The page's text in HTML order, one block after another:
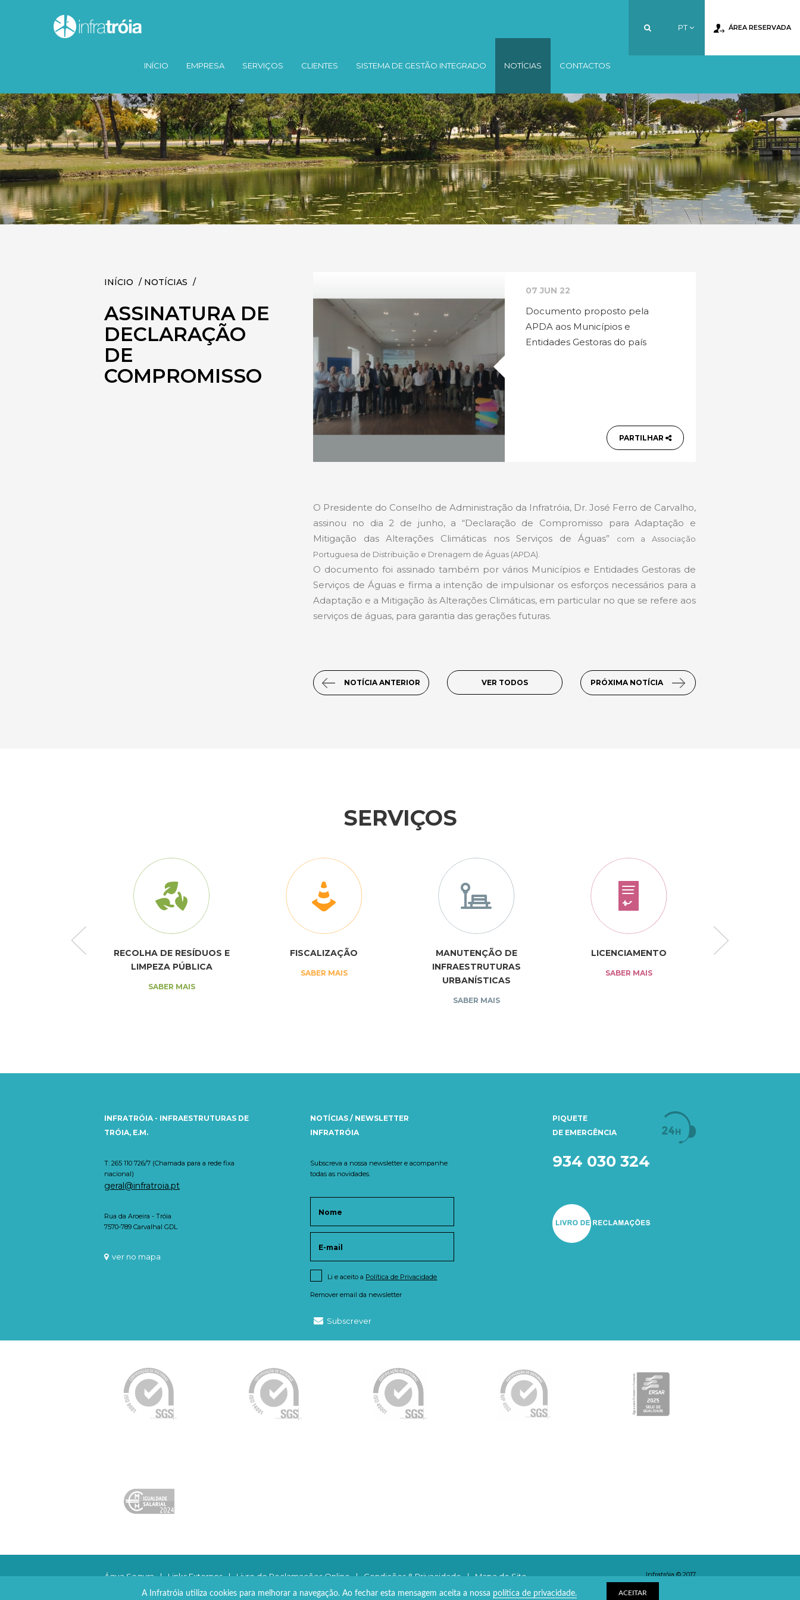
A Infratróia utiliza cookies para melhorar a navegação. Ao fechar esta mensagem aceita a nossa política de privacidade. ACEITAR
PT ÁREA RESERVADA
INÍCIO EMPRESA SERVIÇOS CLIENTES SISTEMA DE GESTÃO INTEGRADO NOTÍCIAS CONTACTOS
INÍCIO / NOTÍCIAS /
ASSINATURA DE
DECLARAÇÃO
DE
COMPROMISSO
07 JUN 22
Documento proposto pela
APDA aos Municípios e
Entidades Gestoras do país
PARTILHAR
O Presidente do Conselho de Administração da Infratróia, Dr. José Ferro de Carvalho,
assinou no dia 2 de junho, a “Declaração de Compromisso para Adaptação e
Mitigação das Alterações Climáticas nos Serviços de Águas”
com a Associação
Portuguesa de Distribuição e Drenagem de Águas (APDA).
O documento foi assinado também por vários Municípios e Entidades Gestoras de
Serviços de Águas e firma a intenção de impulsionar os esforços necessários para a
Adaptação e a Mitigação às Alterações Climáticas, em particular no que se refere aos
serviços de águas, para garantia das gerações futuras.
NOTÍCIA ANTERIOR VER TODOS PRÓXIMA NOTÍCIA
SERVIÇOS
RECOLHA DE RESÍDUOS E
LIMPEZA PÚBLICA
SABER MAIS
FISCALIZAÇÃO
SABER MAIS
MANUTENÇÃO DE
INFRAESTRUTURAS
URBANÍSTICAS
SABER MAIS
LICENCIAMENTO
SABER MAIS
PIQUETE
DE EMERGÊNCIA
934 030 324
NOTÍCIAS / NEWSLETTER
INFRATRÓIA
Subscreva a nossa newsletter e acompanhe
todas as novidades.
Li e aceito a Política de Privacidade
Remover email da newsletter
Subscrever
INFRATRÓIA - INFRAESTRUTURAS DE
TRÓIA, E.M.
T: 265 110 726/7 (Chamada para a rede fixa
nacional)
geral@infratroia.pt
Rua da Aroeira - Tróia
7570-789 Carvalhal GDL
ver no mapa
Água Segura | Links Externos | Livro de Reclamações Online | Condições & Privacidade | Mapa do Site
Bluesoft
Infratróia © 2017